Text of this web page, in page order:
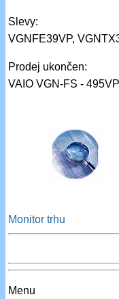
Slevy:
VGNFE39VP,
Prodej ukončen:
VAIO VGN-FS -
Monitor trhu
Menu